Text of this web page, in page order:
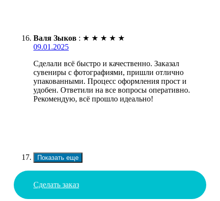
Валя Зыков : ★ ★ ★ ★ ★
09.01.2025
Сделали всё быстро и качественно. Заказал
сувениры с фотографиями, пришли отлично
упакованными. Процесс оформления прост и
удобен. Ответили на все вопросы оперативно.
Рекомендую, всё прошло идеально!
Показать еще
Сделать заказ